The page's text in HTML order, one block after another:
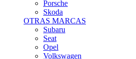
OTRAS MARCAS
Subaru
Seat
Opel
Volkswagen
Hyundai